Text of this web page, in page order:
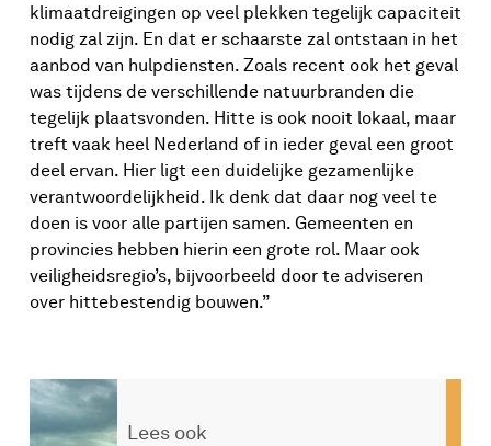
klimaatdreigingen op veel plekken tegelijk capaciteit
nodig zal zijn. En dat er schaarste zal ontstaan in het
aanbod van hulpdiensten. Zoals recent ook het geval
was tijdens de verschillende natuurbranden die
tegelijk plaatsvonden. Hitte is ook nooit lokaal, maar
treft vaak heel Nederland of in ieder geval een groot
deel ervan. Hier ligt een duidelijke gezamenlijke
verantwoordelijkheid. Ik denk dat daar nog veel te
doen is voor alle partijen samen. Gemeenten en
provincies hebben hierin een grote rol. Maar ook
veiligheidsregio’s, bijvoorbeeld door te adviseren
over hittebestendig bouwen.”
Lees ook